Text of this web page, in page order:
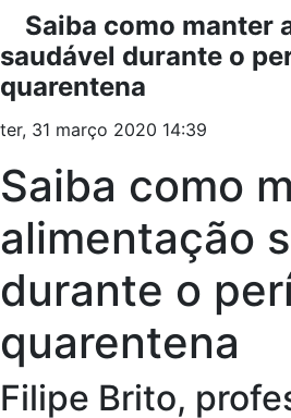
Saiba como manter
saudável durante o
quarentena
ter, 31 março 2020 14:39
Saiba como
alimentação
durante o
quarentena
Filipe Brito,